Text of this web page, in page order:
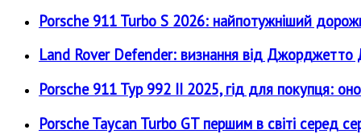
Porsche 911 Turbo S 2026: найпотужніший
Land Rover Defender: визнання від
Porsche 911 Typ 992 II 2025, гід для покупця:
Porsche Taycan Turbo GT першим в світі серед